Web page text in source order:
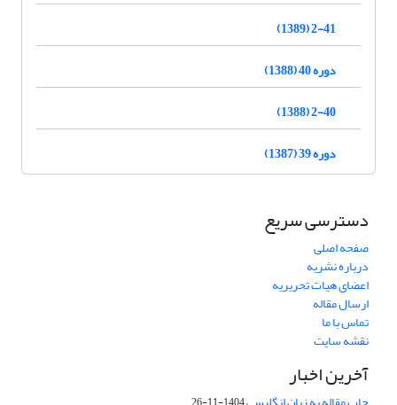
2-41 (1389)
دوره 40 (1388)
2-40 (1388)
دوره 39 (1387)
دسترسی سریع
صفحه اصلی
درباره نشریه
اعضای هیات تحریریه
ارسال مقاله
تماس با ما
نقشه سایت
آخرین اخبار